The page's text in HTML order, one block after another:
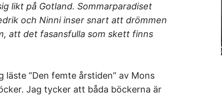
likt på Gotland. Sommarparadiset
och Ninni inser snart att drömmen
att det fasansfulla som skett finns
”Den femte årstiden” av Mons
Jag tycker att båda böckerna är